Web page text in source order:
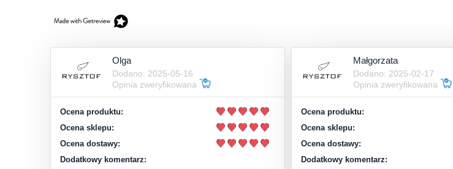
Olga
Dodano: 2025-05-16
Opinia zweryfikowana
Ocena produktu:
Ocena sklepu:
Ocena dostawy:
Dodatkowy komentarz:
Małgorzata
Dodano: 2025-02-17
Opinia zweryfikowana
Ocena produktu:
Ocena sklepu:
Ocena dostawy:
Dodatkowy komentarz: